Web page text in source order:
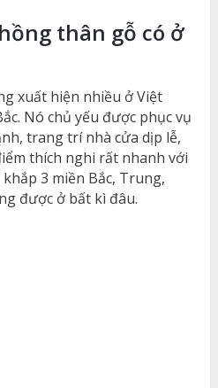
thân gỗ có ở
xuất hiện nhiều ở Việt
Nó chủ yếu được phục vụ
trang trí nhà cửa dịp lễ,
thích nghi rất nhanh với
3 miền Bắc, Trung,
được ở bất kì đâu.